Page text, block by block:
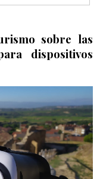
sobre las
dispositivos